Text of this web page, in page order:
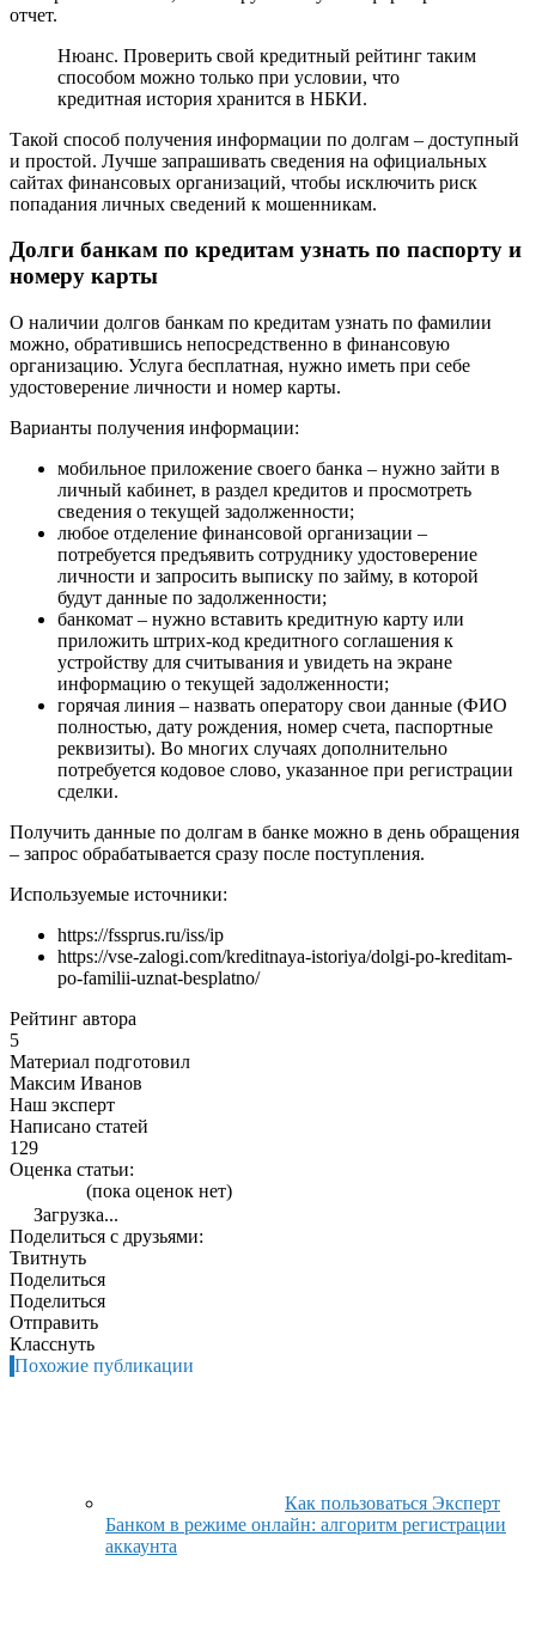
отчет.
Нюанс. Проверить свой кредитный рейтинг таким
способом можно только при условии, что
кредитная история хранится в НБКИ.
Такой способ получения информации по долгам – доступный
и простой. Лучше запрашивать сведения на официальных
сайтах финансовых организаций, чтобы исключить риск
попадания личных сведений к мошенникам.
Долги банкам по кредитам узнать по паспорту и
номеру карты
О наличии долгов банкам по кредитам узнать по фамилии
можно, обратившись непосредственно в финансовую
организацию. Услуга бесплатная, нужно иметь при себе
удостоверение личности и номер карты.
Варианты получения информации:
мобильное приложение своего банка – нужно зайти в
личный кабинет, в раздел кредитов и просмотреть
сведения о текущей задолженности;
любое отделение финансовой организации –
потребуется предъявить сотруднику удостоверение
личности и запросить выписку по займу, в которой
будут данные по задолженности;
банкомат – нужно вставить кредитную карту или
приложить штрих-код кредитного соглашения к
устройству для считывания и увидеть на экране
информацию о текущей задолженности;
горячая линия – назвать оператору свои данные (ФИО
полностью, дату рождения, номер счета, паспортные
реквизиты). Во многих случаях дополнительно
потребуется кодовое слово, указанное при регистрации
сделки.
Получить данные по долгам в банке можно в день обращения
– запрос обрабатывается сразу после поступления.
Используемые источники:
https://fssprus.ru/iss/ip
https://vse-zalogi.com/kreditnaya-istoriya/dolgi-po-kreditam-
po-familii-uznat-besplatno/
Рейтинг автора
5
Материал подготовил
Максим Иванов
Наш эксперт
Написано статей
129
Оценка статьи:
(пока оценок нет)
Загрузка...
Поделиться с друзьями:
Твитнуть
Поделиться
Поделиться
Отправить
Класснуть
Похожие публикации
Как пользоваться Эксперт
Банком в режиме онлайн: алгоритм регистрации
аккаунта